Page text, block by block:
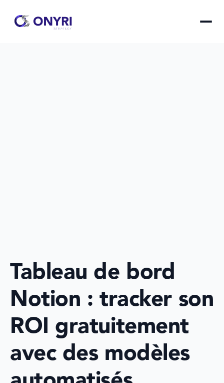
Tableau de bord
Notion : tracker son
ROI gratuitement
avec des modèles